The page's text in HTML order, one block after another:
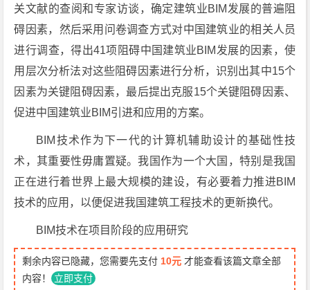
关文献的查阅和专家访谈，确定建筑业BIM发展的普遍阻
碍因素，然后采用问卷调查方式对中国建筑业的相关人员
进行调查，得出41项阻碍中国建筑业BIM发展的因素，使
用层次分析法对这些阻碍因素进行分析，识别出其中15个
因素为关键阻碍因素，最后提出克服15个关键阻碍因素、
促进中国建筑业BIM引进和应用的方案。
BIM技术作为下一代的计算机辅助设计的基础性技
术，其重要性毋庸置疑。我国作为一个大国，特别是我国
正在进行着世界上最大规模的建设，有必要着力推进BIM
技术的应用，以便促进我国建筑工程技术的更新换代。
BIM技术在项目阶段的应用研究
剩余内容已隐藏，您需要先支付 10元 才能查看该篇文章全部
内容！ 立即支付